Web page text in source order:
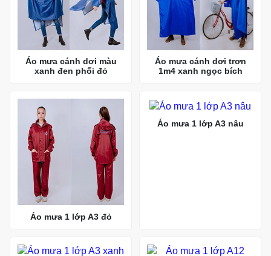
Áo mưa cánh dơi màu
xanh đen phối đỏ
Áo mưa cánh dơi trơn
1m4 xanh ngọc bích
Áo mưa 1 lớp A3 đỏ
Áo mưa 1 lớp A3 nâu